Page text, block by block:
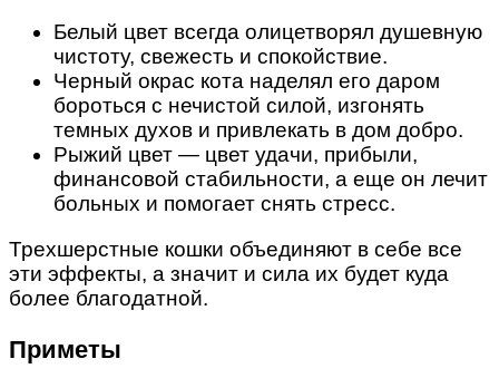
Белый цвет всегда олицетворял душевную
чистоту, свежесть и спокойствие.
Черный окрас кота наделял его даром
бороться с нечистой силой, изгонять
темных духов и привлекать в дом добро.
Рыжий цвет — цвет удачи, прибыли,
финансовой стабильности, а еще он лечит
больных и помогает снять стресс.
Трехшерстные кошки объединяют в себе все
эти эффекты, а значит и сила их будет куда
более благодатной.
Приметы